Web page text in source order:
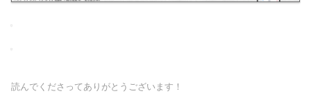
読んでくださってありがとうございます！